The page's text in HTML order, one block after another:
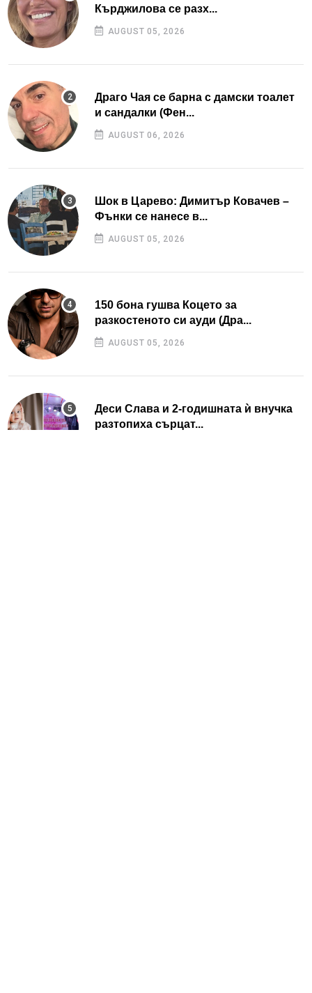
Кърджилова се разх...
AUGUST 05, 2026
Драго Чая се барна с дамски тоалет
и сандалки (Фен...
AUGUST 06, 2026
Шок в Царево: Димитър Ковачев –
Фънки се нанесе в...
AUGUST 05, 2026
150 бона гушва Коцето за
разкостеното си ауди (Дра...
AUGUST 05, 2026
Деси Слава и 2-годишната ѝ внучка
разтопиха сърцат...